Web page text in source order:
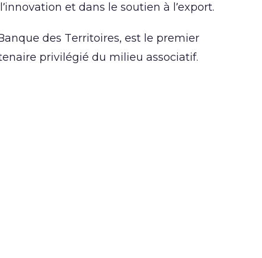
et dans le soutien à l’export.
des Territoires, est le premier
privilégié du milieu associatif.